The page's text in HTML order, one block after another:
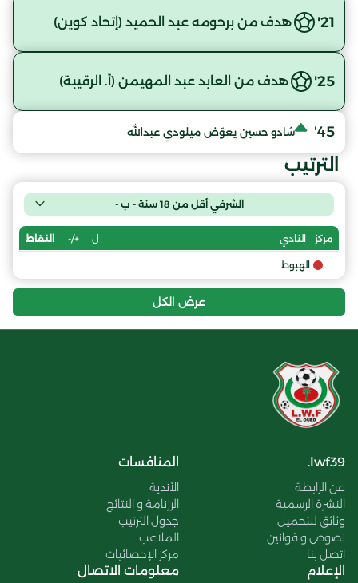
21' هدف من برحومه عبد الحميد (إتحاد كوين)
25' هدف من العابد عبد المهيمن (أ. الرقيبة)
45' شادو حسين يعوّض ميلودي عبدالله
الترتيب
الشرفي أقل من 18 سنة - ب -
مركز النادي ل +/- النقاط
الهبوط
عرض الكل
lwf39.
عن الرابطة
النشرة الرسمية
وثائق للتحميل
نصوص و قوانين
اتصل بنا
المنافسات
الأندية
الرزنامة و النتائج
جدول الترتيب
الملاعب
مركز الإحصائيات
الإعلام معلومات الاتصال